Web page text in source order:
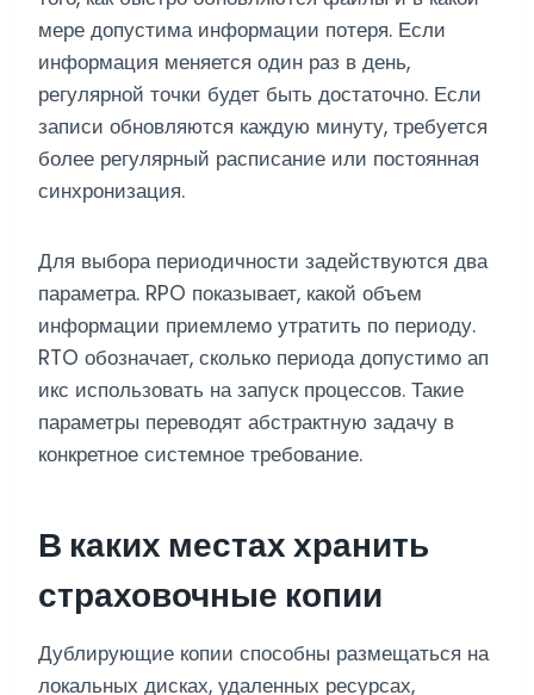
мере допустима информации потеря. Если
информация меняется один раз в день,
регулярной точки будет быть достаточно. Если
записи обновляются каждую минуту, требуется
более регулярный расписание или постоянная
синхронизация.
Для выбора периодичности задействуются два
параметра. RPO показывает, какой объем
информации приемлемо утратить по периоду.
RTO обозначает, сколько периода допустимо ап
икс использовать на запуск процессов. Такие
параметры переводят абстрактную задачу в
конкретное системное требование.
В каких местах хранить
страховочные копии
Дублирующие копии способны размещаться на
локальных дисках, удаленных ресурсах,